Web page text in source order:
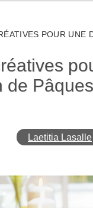
POUR UNE
de Pâques
Laetitia Lasalle